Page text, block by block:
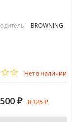
BROWNING
Нет в наличии
₽ 8 125₽